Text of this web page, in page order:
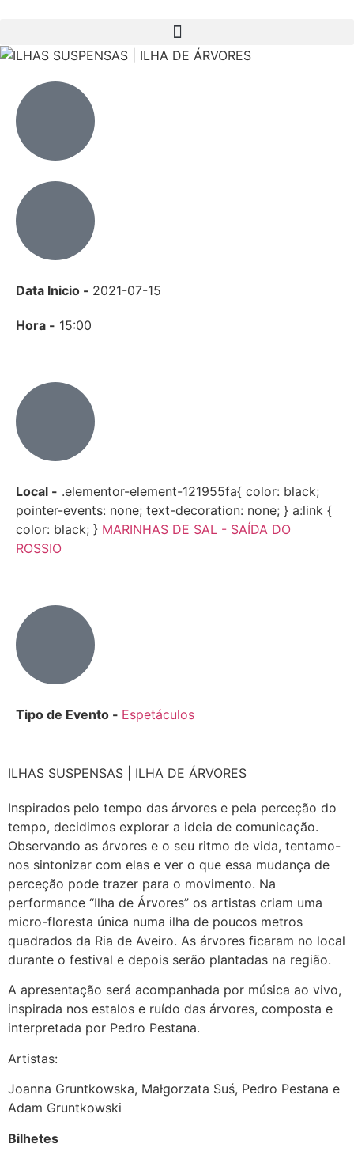
Data Inicio - 2021-07-15
Hora - 15:00
Local - .elementor-element-121955fa{ color: black;
pointer-events: none; text-decoration: none; } a:link {
color: black; } MARINHAS DE SAL - SAÍDA DO
ROSSIO
Tipo de Evento - Espetáculos
ILHAS SUSPENSAS | ILHA DE ÁRVORES
Inspirados pelo tempo das árvores e pela perceção do
tempo, decidimos explorar a ideia de comunicação.
Observando as árvores e o seu ritmo de vida, tentamo-
nos sintonizar com elas e ver o que essa mudança de
perceção pode trazer para o movimento. Na
performance “Ilha de Árvores” os artistas criam uma
micro-floresta única numa ilha de poucos metros
quadrados da Ria de Aveiro. As árvores ficaram no local
durante o festival e depois serão plantadas na região.
A apresentação será acompanhada por música ao vivo,
inspirada nos estalos e ruído das árvores, composta e
interpretada por Pedro Pestana.
Artistas:
Joanna Gruntkowska, Małgorzata Suś, Pedro Pestana e
Adam Gruntkowski
Bilhetes